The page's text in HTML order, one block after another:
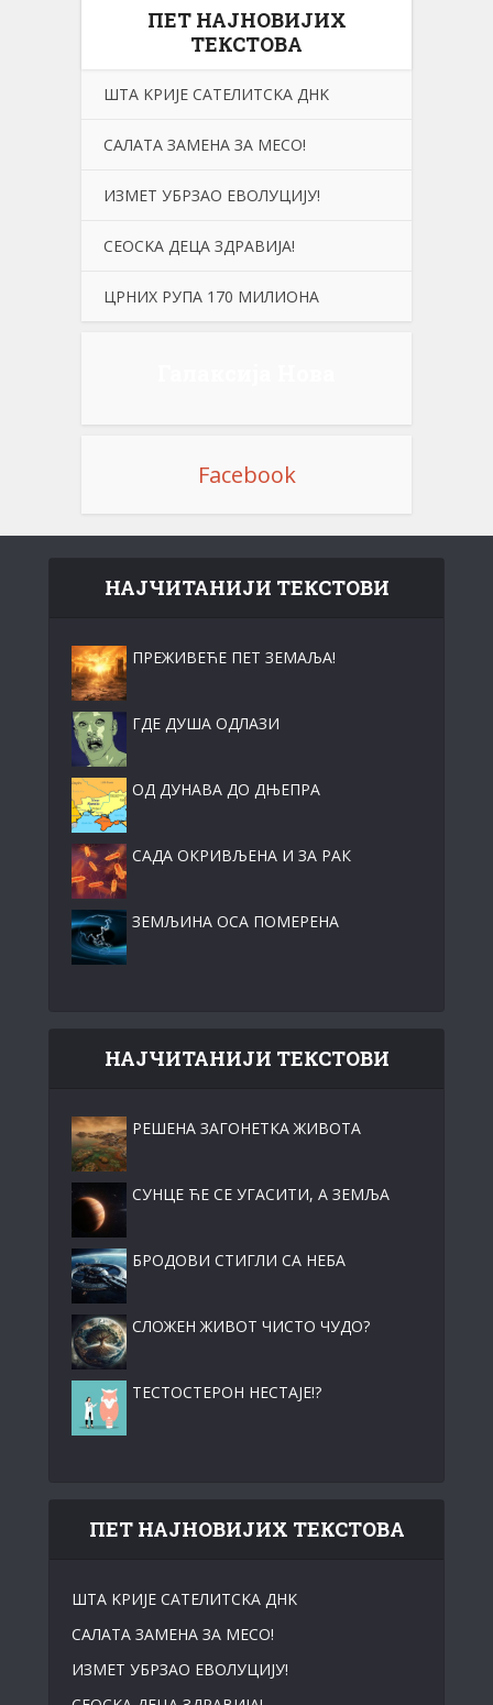
ПЕТ НАЈНОВИЈИХ
ТЕКСТОВА
ШТА KРИЈЕ САТЕЛИТСKА ДНK
САЛАТА ЗАМЕНА ЗА МЕСО!
ИЗМЕТ УБРЗАО ЕВОЛУЦИЈУ!
СЕОСKА ДЕЦА ЗДРАВИЈА!
ЦРНИХ РУПА 170 МИЛИОНА
Facebook
НАЈЧИТАНИЈИ ТЕКСТОВИ
ПРЕЖИВЕЋЕ ПЕТ ЗЕМАЉА!
ГДЕ ДУША ОДЛАЗИ
ОД ДУНАВА ДО ДЊЕПРА
САДА ОКРИВЉЕНА И ЗА РАК
ЗЕМЉИНА ОСА ПОМЕРЕНА
НАЈЧИТАНИЈИ ТЕКСТОВИ
РЕШЕНА ЗАГОНЕТКА ЖИВОТА
СУНЦЕ ЋЕ СЕ УГАСИТИ, А ЗЕМЉА
БРОДОВИ СТИГЛИ СА НЕБА
СЛОЖЕН ЖИВОТ ЧИСТО ЧУДО?
ТЕСТОСТЕРОН НЕСТАЈЕ!?
ПЕТ НАЈНОВИЈИХ ТЕКСТОВА
ШТА KРИЈЕ САТЕЛИТСKА ДНK
САЛАТА ЗАМЕНА ЗА МЕСО!
ИЗМЕТ УБРЗАО ЕВОЛУЦИЈУ!